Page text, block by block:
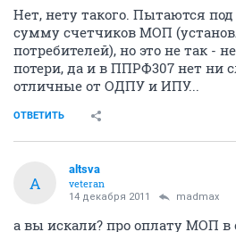
Нет, нету такого. Пытаются
сумму счетчиков МОП
потребителей), но это не так -
потери, да и в ППРФ307 нет ни
отличные от ОДПУ и ИПУ...
ОТВЕТИТЬ
A
altsva
veteran
14 декабря 2011 madmax
а вы искали? про оплату МОП в